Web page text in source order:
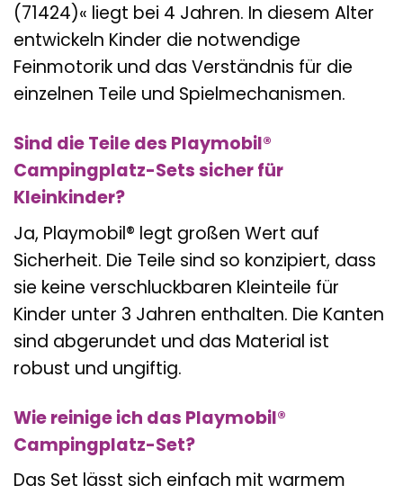
(71424)« liegt bei 4 Jahren. In diesem Alter
entwickeln Kinder die notwendige
Feinmotorik und das Verständnis für die
einzelnen Teile und Spielmechanismen.
Sind die Teile des Playmobil®
Campingplatz-Sets sicher für
Kleinkinder?
Ja, Playmobil® legt großen Wert auf
Sicherheit. Die Teile sind so konzipiert, dass
sie keine verschluckbaren Kleinteile für
Kinder unter 3 Jahren enthalten. Die Kanten
sind abgerundet und das Material ist
robust und ungiftig.
Wie reinige ich das Playmobil®
Campingplatz-Set?
Das Set lässt sich einfach mit warmem